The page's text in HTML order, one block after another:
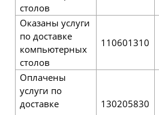
столов
Оказаны услуги
по доставке
компьютерных
столов
110601310
Оплачены
услуги по
доставке
130205830